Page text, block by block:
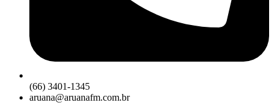
(66) 3401-1345
aruana@aruanafm.com.br